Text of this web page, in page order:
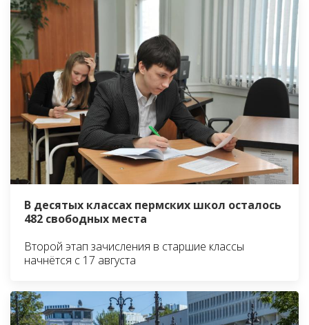
В десятых классах пермских школ осталось
482 свободных места
Второй этап зачисления в старшие классы
начнётся с 17 августа